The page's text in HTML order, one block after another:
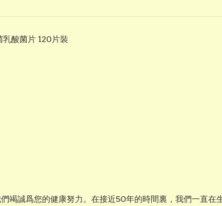
酸菌片 120片裝
誠爲您的健康努力。在接近50年的時間裏，我們一直在